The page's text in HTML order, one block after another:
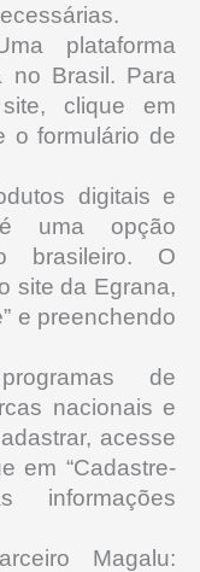
plataforma
no Brasil. Para
clique em
o formulário de
digitais e
uma opção
brasileiro. O
site da Egrana,
e preenchendo
de
nacionais e
acesse
em “Cadastre-
Magalu: